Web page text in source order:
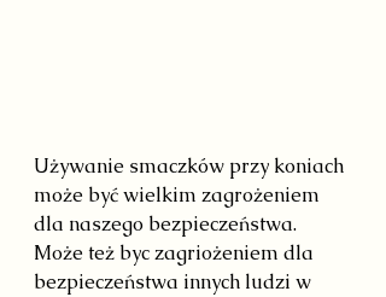
Używanie smaczków przy koniach
może być wielkim zagrożeniem
dla naszego bezpieczeństwa.
Może też byc zagriożeniem dla
bezpieczeństwa innych ludzi w